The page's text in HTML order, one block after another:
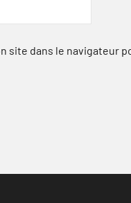
site dans le navigateur